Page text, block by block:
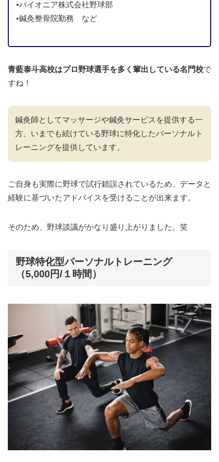
•パイオニア株式会社野球部
•鍼灸整骨院勤務 など
青藍泰斗高校はプロ野球選手を多く輩出している名門校で
すね！
鍼灸師としてマッサージや鍼灸サービスを提供する一
方、いまでも続けている野球に特化したパーソナルト
レーニングを提供しています。
ご自身も実際に野球で試行錯誤されているため、データと
経験に基づいたアドバイスを受けることが出来ます。
そのため、野球談議がかなり盛り上がりました。笑
野球特化型パーソナルトレーニング
（5,000円/１時間）